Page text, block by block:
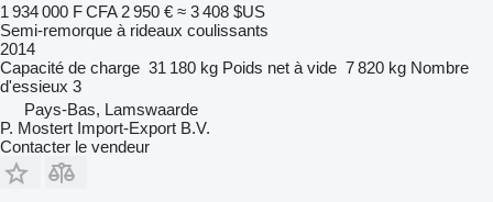
1 934 000 F CFA 2 950 € ≈ 3 408 $US
Semi-remorque à rideaux coulissants
2014
Capacité de charge 31 180 kg Poids net à vide 7 820 kg Nombre
d'essieux 3
Pays-Bas, Lamswaarde
P. Mostert Import-Export B.V.
Contacter le vendeur